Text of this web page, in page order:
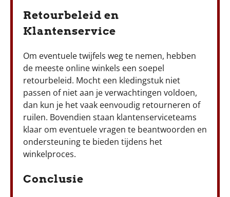
Retourbeleid en
Klantenservice
Om eventuele twijfels weg te nemen, hebben
de meeste online winkels een soepel
retourbeleid. Mocht een kledingstuk niet
passen of niet aan je verwachtingen voldoen,
dan kun je het vaak eenvoudig retourneren of
ruilen. Bovendien staan klantenserviceteams
klaar om eventuele vragen te beantwoorden en
ondersteuning te bieden tijdens het
winkelproces.
Conclusie